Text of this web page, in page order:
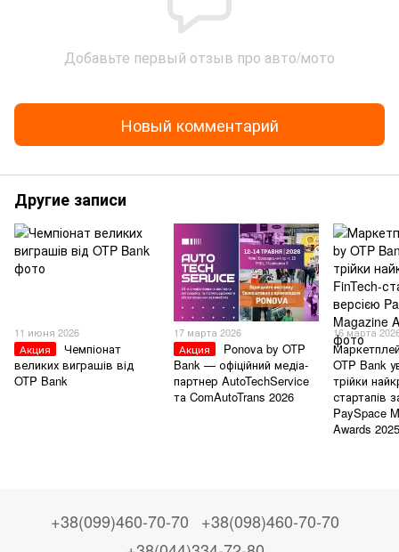
Добавьте первый отзыв про авто/мото
Новый комментарий
Другие записи
11 июня 2026
Акция
Чемпіонат
великих виграшів від
OTP Bank
17 марта 2026
Акция
Ponova by OTP
Bank — офіційний медіа-
партнер AutoTechService
та ComAutoTrans 2026
16 марта
OTP Bank
трійки
стартапів
PaySpace
Awards
+38(099)460-70-70
+38(098)460-70-70